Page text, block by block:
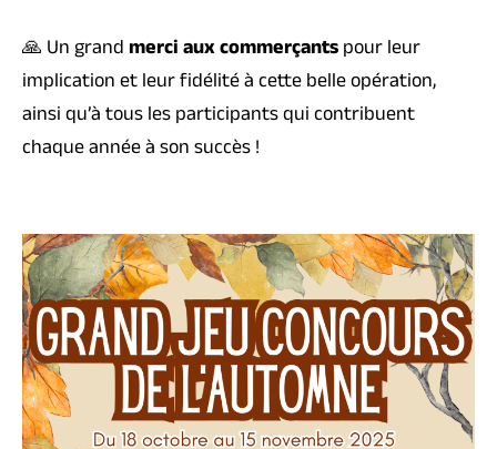
🙏 Un grandmerci aux commerçantspour leur
implication et leur fidélité à cette belle opération,
ainsi qu’à tous les participants qui contribuent
chaque année à son succès !